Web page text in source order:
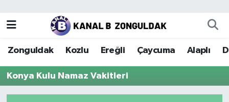
Zonguldak Kozlu Ereğli Çaycuma Alaplı
Konya Kulu Namaz Vakitleri
Zonguldak
Kozlu
Zonguldak Nöbetçi Eczaneler
Zonguldak Hava Durumu